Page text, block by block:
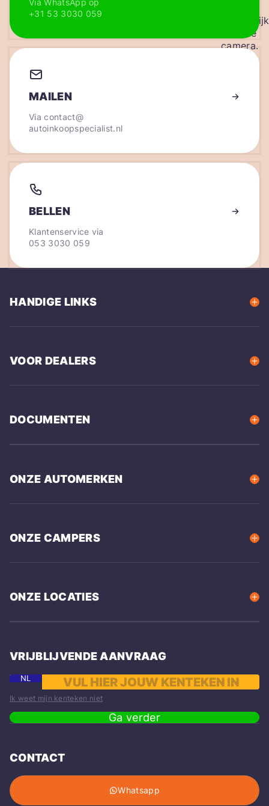
Via WhatsApp op
+31 53 3030 059
MAILEN
Viacontact@
autoinkoopspecialist.nl
BELLEN
Klantenservice via
053 3030 059
HANDIGE LINKS
VOOR DEALERS
DOCUMENTEN
ONZE AUTOMERKEN
ONZE CAMPERS
ONZE LOCATIES
VRIJBLIJVENDE AANVRAAG
NL
Ik weet mijn kenteken niet
Ga verder
CONTACT
Whatsapp